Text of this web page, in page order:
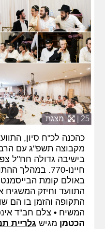
25 | מצגת
כהכנה לכ"ח סיון,
מקבוצה תשפ"ג עם
בישיבה גדולה חח"ל
חיינו-770.
באולם קומת
התוועד וחיזק
התקופה והזמן בו הם
המשיח • צלם חב"ד
הכטמן מגיש גלריית